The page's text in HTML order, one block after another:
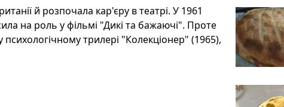
й розпочала кар'єру в театрі. У 1961
на роль у фільмі "Дикі та бажаючі". Проте
психологічному трилері "Колекціонер" (1965),